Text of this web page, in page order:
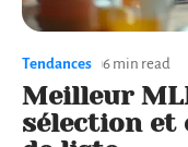
Tendances 6 min read
Meilleur
sélection et